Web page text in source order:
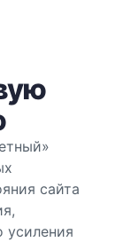
сайта
усиления